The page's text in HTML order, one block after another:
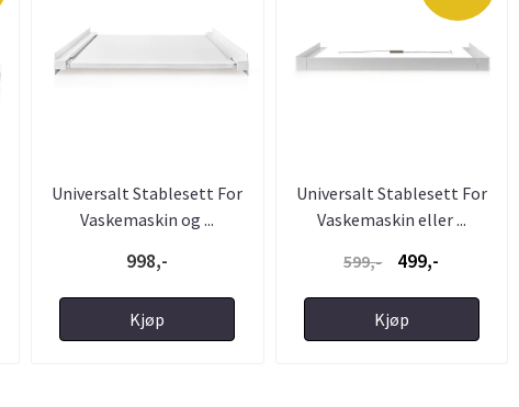
Universalt Stablesett For
Vaskemaskin og ...
998,-
Kjøp
Universalt Stablesett For
Vaskemaskin eller ...
599,-
499,-
Kjøp